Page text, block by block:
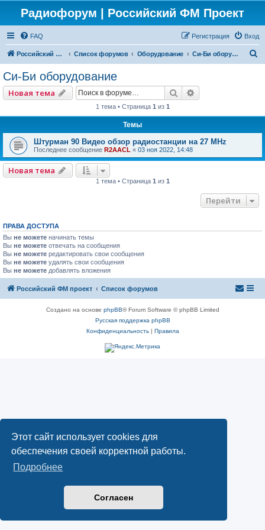
Этот сайт использует cookies для
обеспечения своей корректной работы.
Подробнее
Согласен
Радиофорум | Российский ФМ Проект
FAQ Вход
Регистрация
Российский ФМ проект Список форумов Оборудование Си-Би оборудование
Си-Би оборудование
Новая тема Поиск
1 тема • Страница 1 из 1
Темы
Штурман 90 Видео обзор радиостанции на 27 MHz
Последнее сообщение R2AACL « 03 ноя 2022, 14:48
Новая тема
1 тема • Страница 1 из 1
Перейти
ПРАВА ДОСТУПА
Вы не можете начинать темы
Вы не можете отвечать на сообщения
Вы не можете редактировать свои сообщения
Вы не можете удалять свои сообщения
Вы не можете добавлять вложения
Российский ФМ проект Список форумов
Создано на основе phpBB® Forum Software © phpBB Limited
Русская поддержка phpBB
Конфиденциальность| Правила